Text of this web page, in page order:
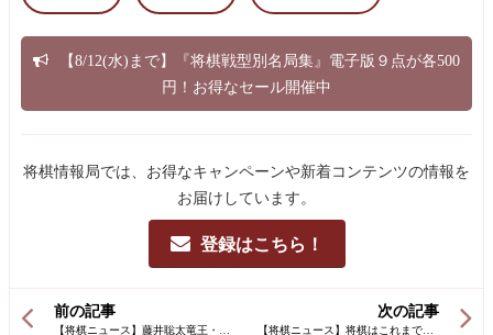
【8/12(水)まで】『将棋戦型別名局集』電子版９点が各500
円！お得なセール開催中
将棋情報局では、お得なキャンペーンや新着コンテンツの情報を
お届けしています。
登録はこちら！
次の記事
前の記事